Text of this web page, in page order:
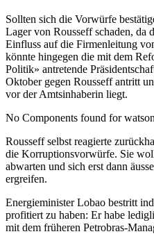
Sollten sich die Vorwürfe
Lager von Rousseff schaden, da
Einfluss auf die Firmenleitung
könnte hingegen die mit dem
Politik» antretende
Oktober gegen Rousseff antritt
vor der Amtsinhaberin liegt.
No Components found for
Rousseff selbst reagierte
die Korruptionsvorwürfe. Sie
abwarten und sich erst dann
ergreifen.
Energieminister Lobao bestritt
profitiert zu haben: Er habe
mit dem früheren Petrobras-